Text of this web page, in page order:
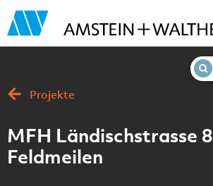
Projekte
MFH Ländischstrasse
Feldmeilen